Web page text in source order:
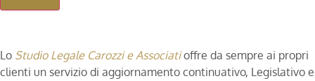
Lo Studio Legale Carozzi e Associati offre da sempre ai propri
clienti un servizio di aggiornamento continuativo, Legislativo e